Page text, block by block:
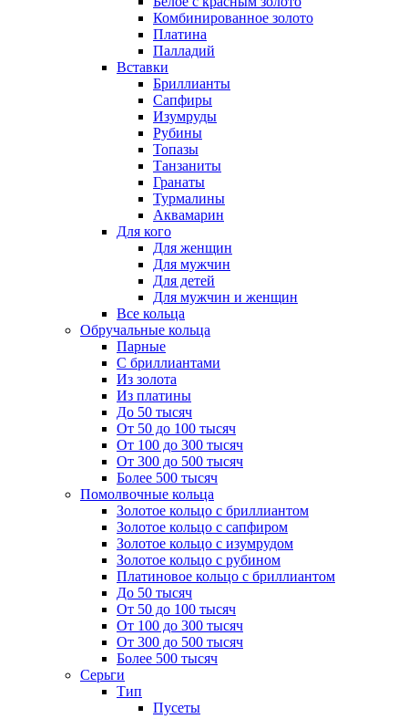
Комбинированное золото
Платина
Палладий
Вставки
Бриллианты
Сапфиры
Изумруды
Рубины
Топазы
Танзаниты
Гранаты
Турмалины
Аквамарин
Для кого
Для женщин
Для мужчин
Для детей
Для мужчин и женщин
Все кольца
Обручальные кольца
Парные
С бриллиантами
Из золота
Из платины
До 50 тысяч
От 50 до 100 тысяч
От 100 до 300 тысяч
От 300 до 500 тысяч
Более 500 тысяч
Помолвочные кольца
Золотое кольцо с бриллиантом
Золотое кольцо с сапфиром
Золотое кольцо с изумрудом
Золотое кольцо с рубином
Платиновое кольцо с бриллиантом
До 50 тысяч
От 50 до 100 тысяч
От 100 до 300 тысяч
От 300 до 500 тысяч
Более 500 тысяч
Серьги
Тип
Пусеты